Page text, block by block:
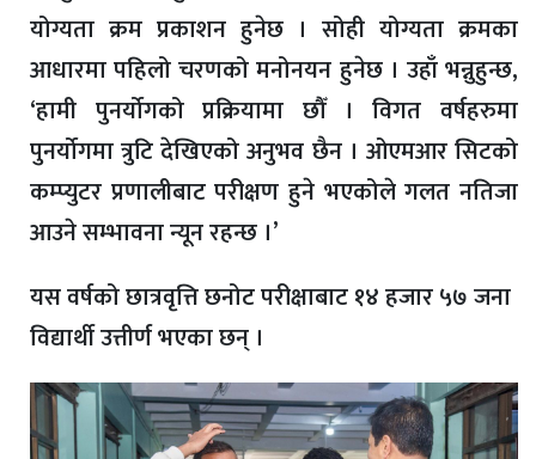
योग्यता क्रम प्रकाशन हुनेछ । सोही योग्यता क्रमका
आधारमा पहिलो चरणको मनोनयन हुनेछ । उहाँ भन्नुहुन्छ,
‘हामी पुनर्योगको प्रक्रियामा छौँ । विगत वर्षहरुमा
पुनर्योगमा त्रुटि देखिएको अनुभव छैन । ओएमआर सिटको
कम्प्युटर प्रणालीबाट परीक्षण हुने भएकोले गलत नतिजा
आउने सम्भावना न्यून रहन्छ ।’
यस वर्षको छात्रवृत्ति छनोट परीक्षाबाट १४ हजार ५७ जना
विद्यार्थी उत्तीर्ण भएका छन् ।